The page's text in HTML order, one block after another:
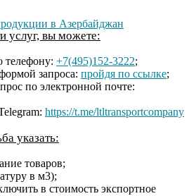
услуг, вы можете:
телефону: +7(495)152-3222;
запроса: пройдя по ссылке;
по электронной почте:
https://t.me/ltltransportcompany
указать:
товаров;
в м3);
в стоимость экспортное